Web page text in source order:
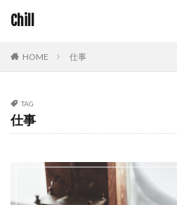
Chill
HOME 仕事
TAG
仕事